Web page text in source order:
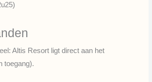
Altis Resort ligt direct aan het
toegang).